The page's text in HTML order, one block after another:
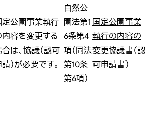
定公園事業執行
内容を変更する
は、協議（認可
）が必要です。
自然公
園法第1
6条第4
項（同法
第10条
第6項）
国定公園事業
執行の内容の
変更協議書（認
可申請書）